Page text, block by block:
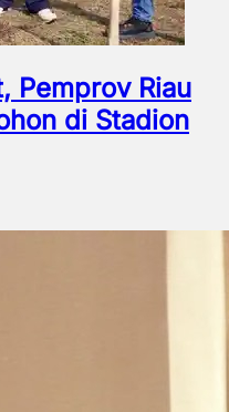
Pemprov Riau
di Stadion